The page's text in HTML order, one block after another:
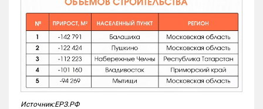
Источник:ЕРЗ.РФ